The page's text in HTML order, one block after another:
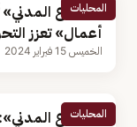
المحليات
«الدفاع
أعمال» تعزز
الخميس 15 فبراير 2024
المحليات
«الدفاع